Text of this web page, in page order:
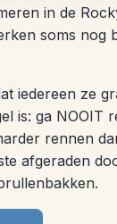
in de
soms nog
iedereen ze
is: ga NOOIT
rennen
afgeraden